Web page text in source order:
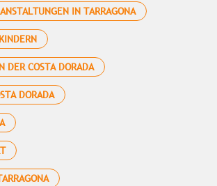
IN TARRAGONA
DER COSTA DORADA
DORADA